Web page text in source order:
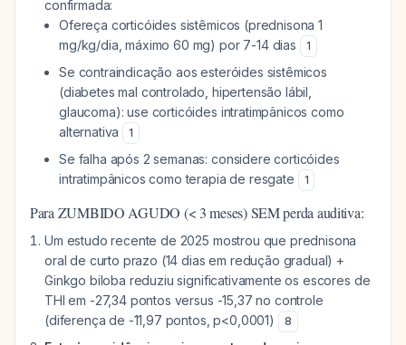
confirmada:
Ofereça corticóides sistêmicos (prednisona 1
mg/kg/dia, máximo 60 mg) por 7-14 dias
1
Se contraindicação aos esteróides sistêmicos
(diabetes mal controlado, hipertensão lábil,
glaucoma): use corticóides intratimpânicos como
alternativa
1
Se falha após 2 semanas: considere corticóides
intratimpânicos como terapia de resgate
1
Para ZUMBIDO AGUDO (< 3 meses) SEM perda auditiva:
Um estudo recente de 2025 mostrou que prednisona
oral de curto prazo (14 dias em redução gradual) +
Ginkgo biloba reduziu significativamente os escores de
THI em -27,34 pontos versus -15,37 no controle
(diferença de -11,97 pontos, p<0,0001)
8